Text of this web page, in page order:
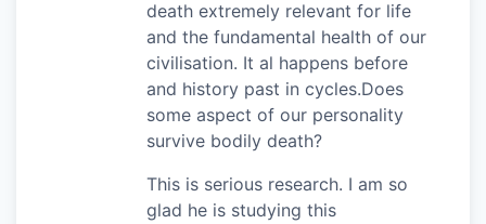
death extremely relevant for life
and the fundamental health of our
civilisation. It al happens before
and history past in cycles.Does
some aspect of our personality
survive bodily death?
This is serious research. I am so
glad he is studying this